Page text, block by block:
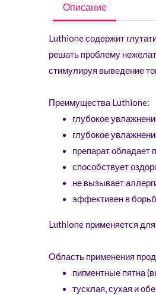
Описание
Luthione содержит
решать проблему
стимулируя выведение
Преимущества Luthione:
глубокое
глубокое
препарат обладает
способствует
не вызывает
эффективен в
Luthione применяется
Область применения
пигментные пятна
тусклая, сухая и